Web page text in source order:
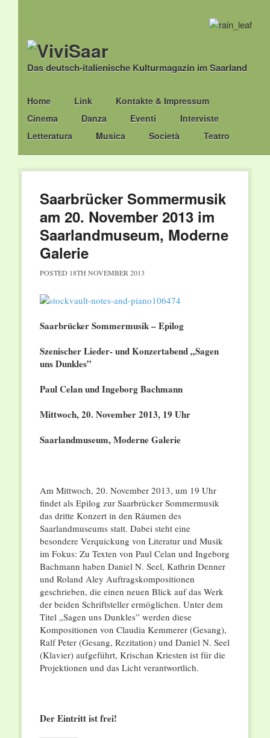
Das deutsch-italienische Kulturmagazin im Saarland
Main menu
Skip
to
content
Home Link
Kontakte & Impressum
Cinema
Danza Eventi
Interviste
Letteratura
Musica Società Teatro
Saarbrücker Sommermusik
am 20. November 2013 im
Saarlandmuseum, Moderne
Galerie
POSTED 18TH NOVEMBER 2013
Saarbrücker Sommermusik – Epilog
Szenischer Lieder- und Konzertabend „Sagen
uns Dunkles”
Paul Celan und Ingeborg Bachmann
Mittwoch, 20. November 2013, 19 Uhr
Saarlandmuseum, Moderne Galerie
Am Mittwoch, 20. November 2013, um 19 Uhr
findet als Epilog zur Saarbrücker Sommermusik
das dritte Konzert in den Räumen des
Saarlandmuseums statt. Dabei steht eine
besondere Verquickung von Literatur und Musik
im Fokus: Zu Texten von Paul Celan und Ingeborg
Bachmann haben Daniel N. Seel, Kathrin Denner
und Roland Aley Auftragskompositionen
geschrieben, die einen neuen Blick auf das Werk
der beiden Schriftsteller ermöglichen. Unter dem
Titel „Sagen uns Dunkles” werden diese
Kompositionen von Claudia Kemmerer (Gesang),
Ralf Peter (Gesang, Rezitation) und Daniel N. Seel
(Klavier) aufgeführt, Krischan Kriesten ist für die
Projektionen und das Licht verantwortlich.
Der Eintritt ist frei!